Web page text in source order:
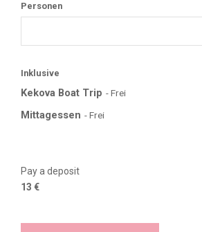
Personen
Inklusive
Kekova Boat Trip - Frei
Mittagessen - Frei
Pay a deposit
13 €